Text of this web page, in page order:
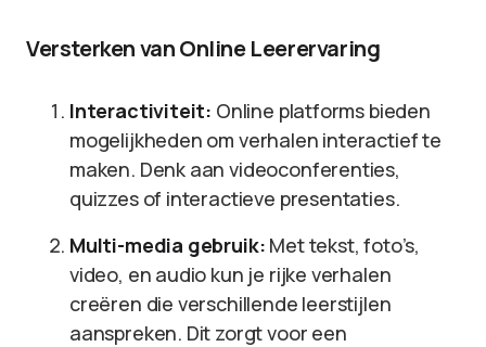
Versterken van Online Leerervaring
Interactiviteit: Online platforms bieden
mogelijkheden om verhalen interactief te
maken. Denk aan videoconferenties,
quizzes of interactieve presentaties.
Multi-media gebruik: Met tekst, foto’s,
video, en audio kun je rijke verhalen
creëren die verschillende leerstijlen
aanspreken. Dit zorgt voor een